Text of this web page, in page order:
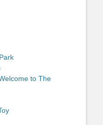
to The